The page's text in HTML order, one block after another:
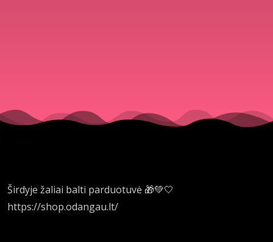
O,
Sportas!
| O,
Sportas!
Širdyje žaliai balti parduotuvė 🎁💚🤍
https://shop.odangau.lt/